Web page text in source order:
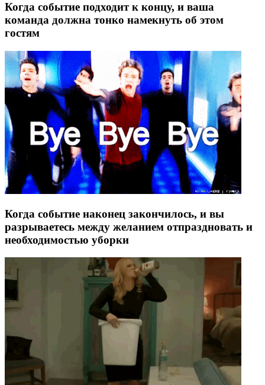
Когда событие подходит к концу, и ваша
команда должна тонко намекнуть об этом
гостям
Когда событие наконец закончилось, и вы
разрываетесь между желанием отпраздновать и
необходимостью уборки